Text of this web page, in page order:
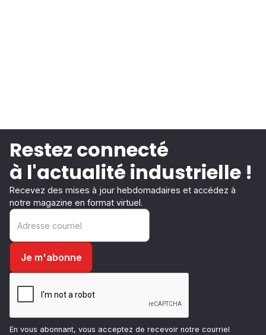
Restez connecté
à l'actualité industrielle !
Recevez des mises à jour hebdomadaires et accédez à
notre magazine en format virtuel.
En vous abonnant, vous acceptez de recevoir notre courriel